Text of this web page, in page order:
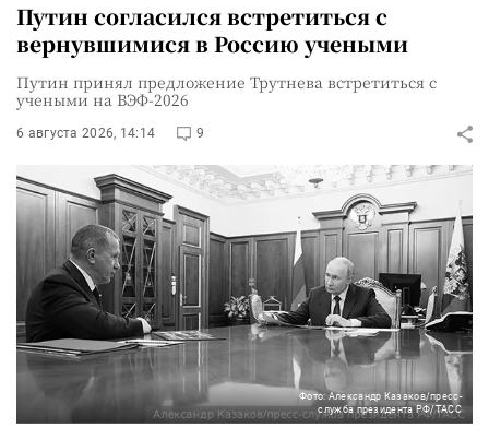
Путин согласился встретиться с
вернувшимися в Россию учеными
Путин принял предложение Трутнева встретиться с
учеными на ВЭФ-2026
6 августа 2026, 14:14 9
Фото: Александр Казаков/пресс-
служба президента РФ/ТАСС